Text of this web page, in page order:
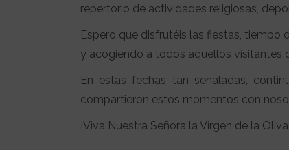
repertorio de actividades religiosas,
Espero que disfrutéis las fiestas, tiempo
y acogiendo a todos aquellos visitantes
En estas fechas tan señaladas,
compartieron estos momentos con
¡Viva Nuestra Señora la Virgen de la